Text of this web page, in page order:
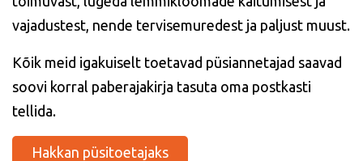
vajadustest, nende tervisemuredest ja paljust muust.
Kõik meid igakuiselt toetavad püsiannetajad saavad
soovi korral paberajakirja tasuta oma postkasti
tellida.
Hakkan püsitoetajaks